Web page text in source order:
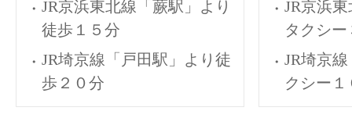
JR京浜東北線「蕨駅」より
徒歩１５分
JR埼京線「戸田駅」より徒
歩２０分
JR京浜
タクシ
JR埼京
クシー